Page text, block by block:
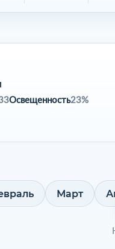
Освещенность23%
Март